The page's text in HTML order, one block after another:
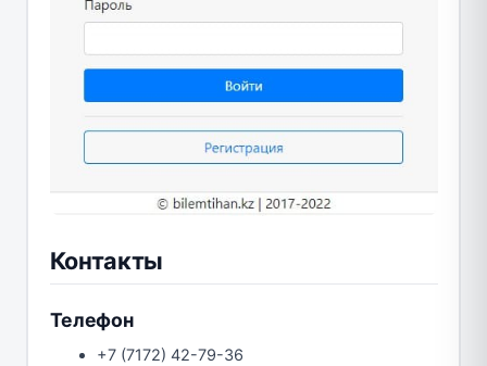
Контакты
Телефон
+7 (7172) 42-79-36